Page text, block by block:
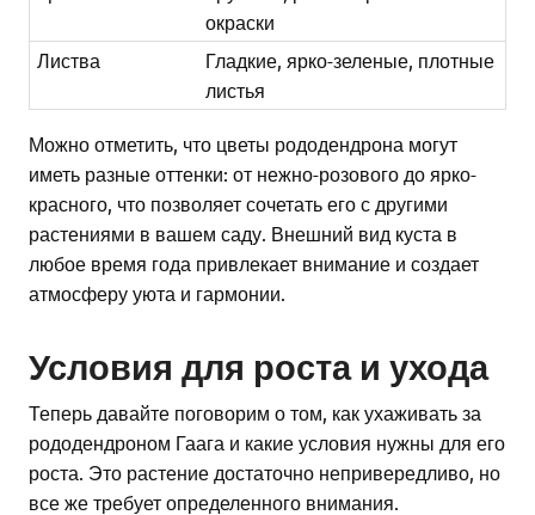
окраски
Листва
Гладкие, ярко-зеленые, плотные
листья
Можно отметить, что цветы рододендрона могут
иметь разные оттенки: от нежно-розового до ярко-
красного, что позволяет сочетать его с другими
растениями в вашем саду. Внешний вид куста в
любое время года привлекает внимание и создает
атмосферу уюта и гармонии.
Условия для роста и ухода
Теперь давайте поговорим о том, как ухаживать за
рододендроном Гаага и какие условия нужны для его
роста. Это растение достаточно непривередливо, но
все же требует определенного внимания.